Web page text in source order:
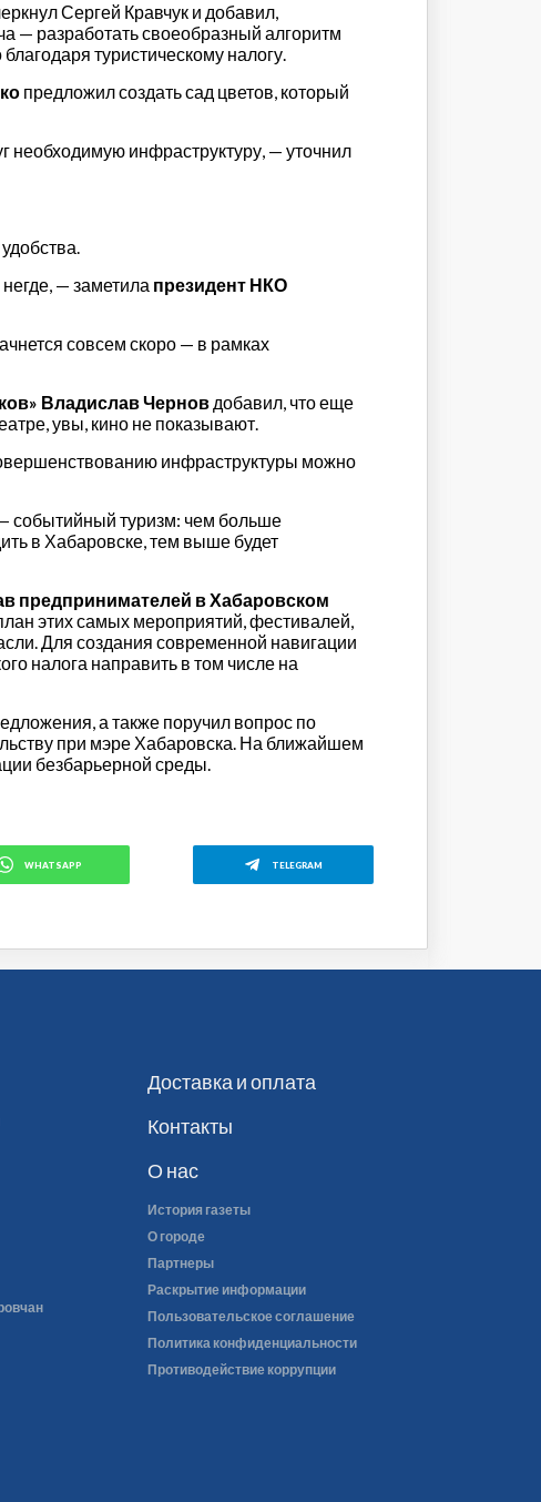
Сергей Кравчук и добавил,
— разработать своеобразный алгоритм
туристическому налогу.
предложил создать сад цветов, который
необходимую инфраструктуру, — уточнил
— заметила президент НКО
совсем скоро — в рамках
Владислав Чернов добавил, что еще
увы, кино не показывают.
инфраструктуры можно
событийный туризм: чем больше
в Хабаровске, тем выше будет
предпринимателей в Хабаровском
этих самых мероприятий, фестивалей,
Для создания современной навигации
налога направить в том числе на
а также поручил вопрос по
при мэре Хабаровска. На ближайшем
безбарьерной среды.
WHATSAPP TELEGRAM
Доставка и оплата
Контакты
О нас
История газеты
О городе
Партнеры
Раскрытие информации
Пользовательское соглашение
Политика конфиденциальности
Противодействие коррупции